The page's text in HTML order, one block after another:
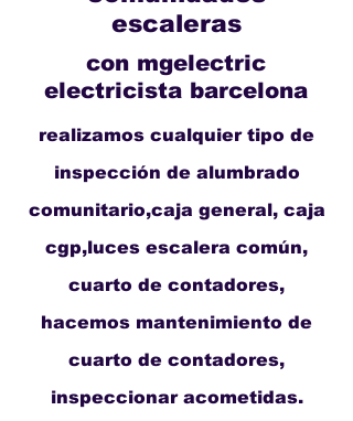
escaleras
con mgelectric
electricista barcelona
realizamos cualquier tipo de
inspección de alumbrado
comunitario,caja general, caja
cgp,luces escalera común,
cuarto de contadores,
hacemos mantenimiento de
cuarto de contadores,
inspeccionar acometidas.